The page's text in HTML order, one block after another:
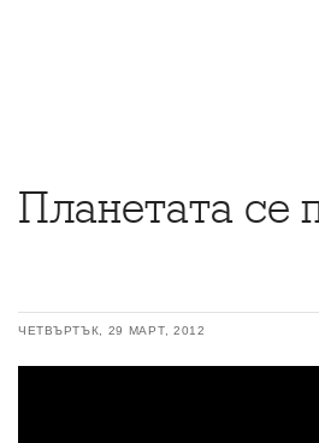
Планетата се
ЧЕТВЪРТЪК, 29 МАРТ, 2012